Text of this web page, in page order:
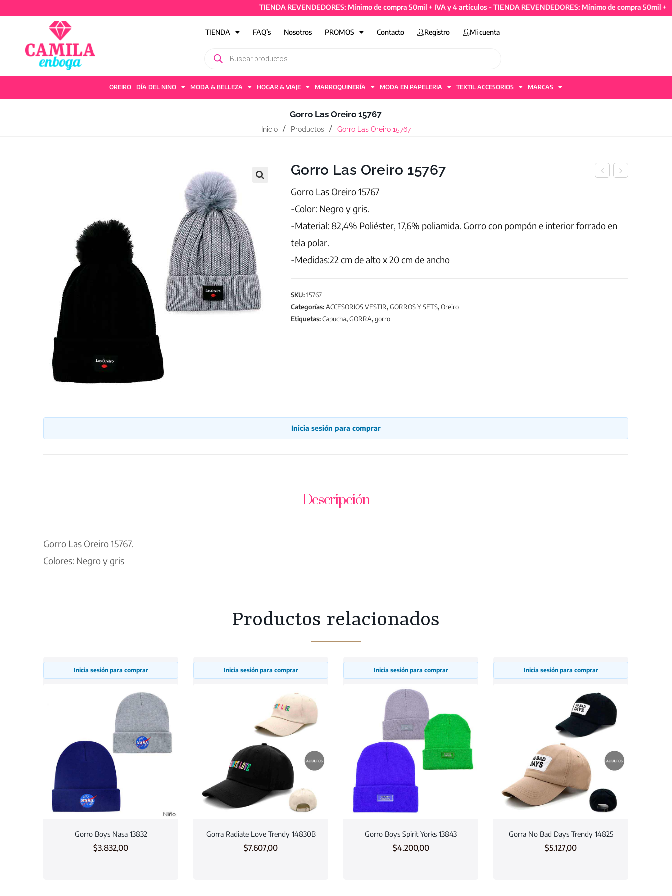
TIENDA REVENDEDORES: Mínimo de compra 50mil + IVA y 4 artículos - TIENDA REVENDEDORES: Mínimo de compra 50mil +
TIENDA FAQ’s Nosotros PROMOS Contacto Registro Mi cuenta
OREIRO DÍA DEL NIÑO MODA & BELLEZA HOGAR & VIAJE MARROQUINERÍA MODA EN PAPELERIA TEXTIL ACCESORIOS MARCAS
Gorro Las Oreiro 15767
Inicio Productos Gorro Las Oreiro 15767
Gorro Las Oreiro 15767
Gorro Las Oreiro 15767
-Color: Negro y gris.
-Material: 82,4% Poliéster, 17,6% poliamida. Gorro con pompón e interior forrado en
tela polar.
-Medidas:22 cm de alto x 20 cm de ancho
SKU:15767
Categorías:ACCESORIOS VESTIR,GORROS Y SETS,Oreiro
Etiquetas:Capucha,GORRA,gorro
Inicia sesión para comprar
Descripción
Gorro Las Oreiro 15767.
Colores: Negro y gris
Productos relacionados
Inicia sesión para comprar
Gorro Boys Nasa 13832
$3.832,00
Inicia sesión para comprar
Gorra Radiate Love Trendy 14830B
$7.607,00
Inicia sesión para comprar
Gorro Boys Spirit Yorks 13843
$4.200,00
Inicia sesión para comprar
Gorra No Bad Days Trendy 14825
$5.127,00